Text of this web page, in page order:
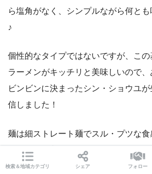
ら塩角がなく、シンプルながら何と
♪
個性的なタイプではないですが、こ
ラーメンがキッチリと美味しいので
ビンビンに決まったシン・ショウユ
信しました！
麺は細ストレート麺でスル・プツな
る歯切れの良い麺です♪
検索＆地域カテゴリ シェア フォロー